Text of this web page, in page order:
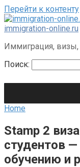
Перейти к контенту
immigration-online.ru
Иммиграция, визы,
Поиск:
Home
Stamp 2
студентов
обучению и